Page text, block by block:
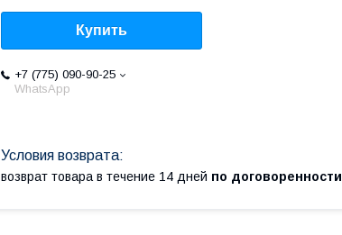
Купить
+7 (775) 090-90-25
WhatsApp
возврат товара в течение 14 дней по договоренности